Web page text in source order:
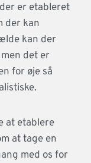
er etableret
der kan
kan der
det er
for øje så
at etablere
at tage en
med os for